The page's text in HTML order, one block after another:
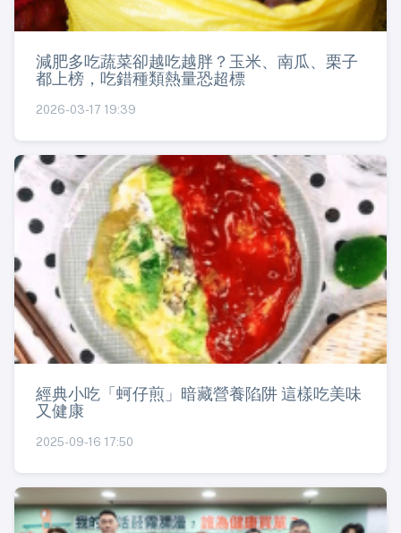
減肥多吃蔬菜卻越吃越胖？玉米、南瓜、栗子
都上榜，吃錯種類熱量恐超標
2026-03-17 19:39
經典小吃「蚵仔煎」暗藏營養陷阱 這樣吃美味
又健康
2025-09-16 17:50